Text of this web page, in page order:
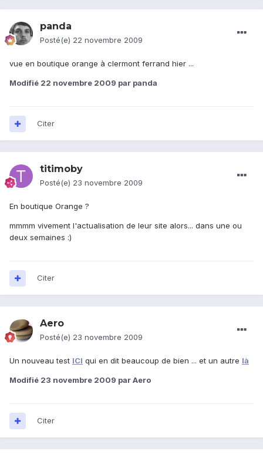
panda
Posté(e) 22 novembre 2009
vue en boutique orange à clermont ferrand hier ...
Modifié 22 novembre 2009 par panda
Citer
titimoby
Posté(e) 23 novembre 2009
En boutique Orange ?
mmmm vivement l'actualisation de leur site alors... dans une ou
deux semaines :)
Citer
Aero
Posté(e) 23 novembre 2009
Un nouveau test ICI qui en dit beaucoup de bien ... et un autre là
Modifié 23 novembre 2009 par Aero
Citer